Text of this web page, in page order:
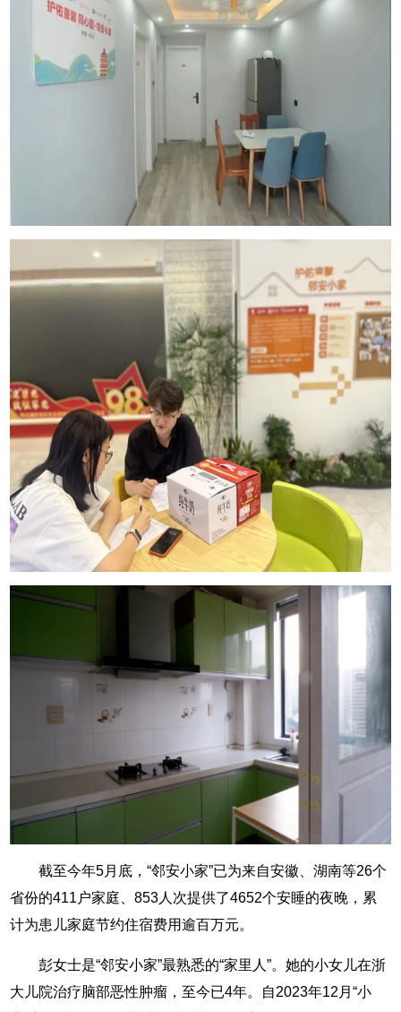
截至今年5月底，“邻安小家”已为来自安徽、湖南等26个
省份的411户家庭、853人次提供了4652个安睡的夜晚，累
计为患儿家庭节约住宿费用逾百万元。
彭女士是“邻安小家”最熟悉的“家里人”。她的小女儿在浙
大儿院治疗脑部恶性肿瘤，至今已4年。自2023年12月“小